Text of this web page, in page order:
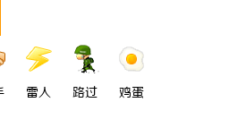
雷人 路过 鸡蛋